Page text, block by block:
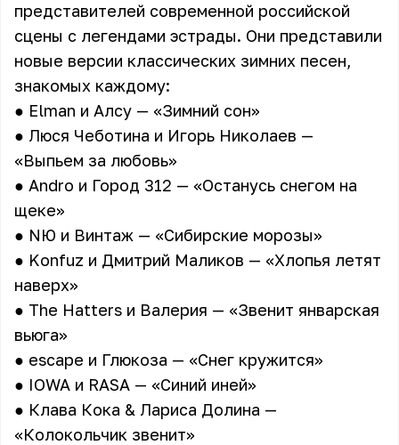
представителей современной российской
сцены с легендами эстрады. Они представили
новые версии классических зимних песен,
знакомых каждому:
● Elman и Алсу — «Зимний сон»
● Люся Чеботина и Игорь Николаев —
«Выпьем за любовь»
● Andro и Город 312 — «Останусь снегом на
щеке»
● NЮ и Винтаж — «Сибирские морозы»
● Konfuz и Дмитрий Маликов — «Хлопья летят
наверх»
● The Hatters и Валерия — «Звенит январская
вьюга»
● escape и Глюкоза — «Снег кружится»
● IOWA и RASA — «Синий иней»
● Клава Кока & Лариса Долина —
«Колокольчик звенит»